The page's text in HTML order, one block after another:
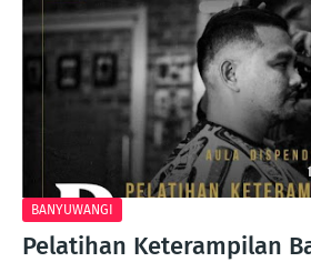
BANYUWANGI
Pelatihan Keterampilan